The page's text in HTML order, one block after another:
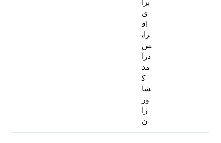
ی
اف
زای
ش
درآ
مد
ک
شا
ور
زا
ن